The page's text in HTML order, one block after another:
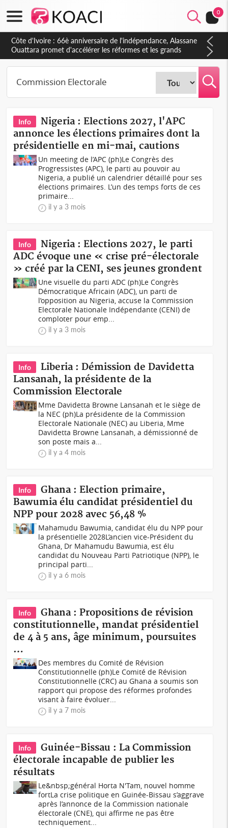
0
Côte d'Ivoire : À Abidjan, Amadou Oury Bah admire le modèle
ivoirien et veut s'en inspirer pour accélérer le développement
de la Guinée
Info
Nigeria : Elections 2027, l'APC
annonce les élections primaires dont la
présidentielle en mi-mai, cautions
Un meeting de l’APC (ph)Le Congrès des
Progressistes (APC), le parti au pouvoir au
Nigeria, a publié un calendrier détaillé pour ses
élections primaires. L’un des temps forts de ces
primaire...
il y a 3 mois
Info
Nigeria : Elections 2027, le parti
ADC évoque une « crise pré-électorale
» créé par la CENI, ses jeunes grondent
Une visuelle du parti ADC (ph)Le Congrès
Démocratique Africain (ADC), un parti de
l’opposition au Nigeria, accuse la Commission
Electorale Nationale Indépendante (CENI) de
comploter pour emp...
il y a 3 mois
Info
Liberia : Démission de Davidetta
Lansanah, la présidente de la
Commission Electorale
Mme Davidetta Browne Lansanah et le siège de
la NEC (ph)La présidente de la Commission
Electorale Nationale (NEC) au Liberia, Mme
Davidetta Browne Lansanah, a démissionné de
son poste mais a...
il y a 4 mois
Info
Ghana : Election primaire,
Bawumia élu candidat présidentiel du
NPP pour 2028 avec 56,48 %
Mahamudu Bawumia, candidat élu du NPP pour
la présentielle 2028L’ancien vice-Président du
Ghana, Dr Mahamudu Bawumia, est élu
candidat du Nouveau Parti Patriotique (NPP), le
principal parti...
il y a 6 mois
Info
Ghana : Propositions de révision
constitutionnelle, mandat présidentiel
de 4 à 5 ans, âge minimum, poursuites
…
Des membres du Comité de Révision
Constitutionnelle (ph)Le Comité de Révision
Constitutionnelle (CRC) au Ghana a soumis son
rapport qui propose des réformes profondes
visant à faire évoluer...
il y a 7 mois
Info
Guinée-Bissau : La Commission
électorale incapable de publier les
résultats
Le&nbsp;général Horta N'Tam, nouvel homme
fortLa crise politique en Guinée-Bissau s’aggrave
après l’annonce de la Commission nationale
électorale (CNE), qui affirme ne pas être
techniquement...